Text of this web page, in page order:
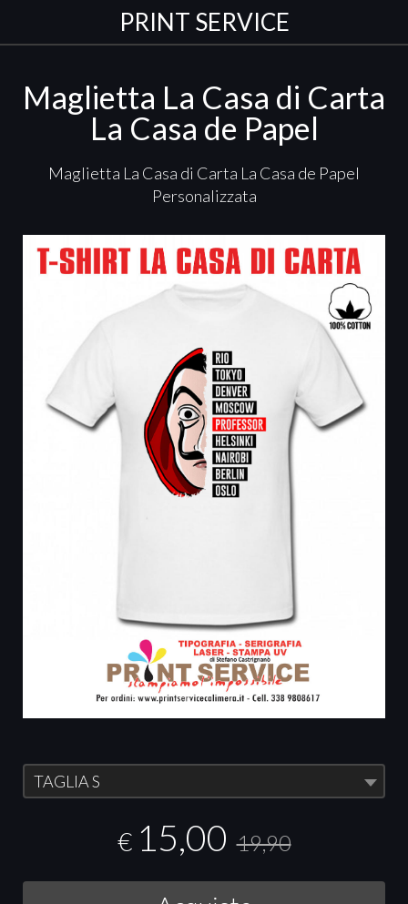
PRINT SERVICE
Maglietta La Casa di Carta
La Casa de Papel
Maglietta La Casa di Carta La Casa de Papel
Personalizzata
TAGLIA S
€ 15,00 19,90